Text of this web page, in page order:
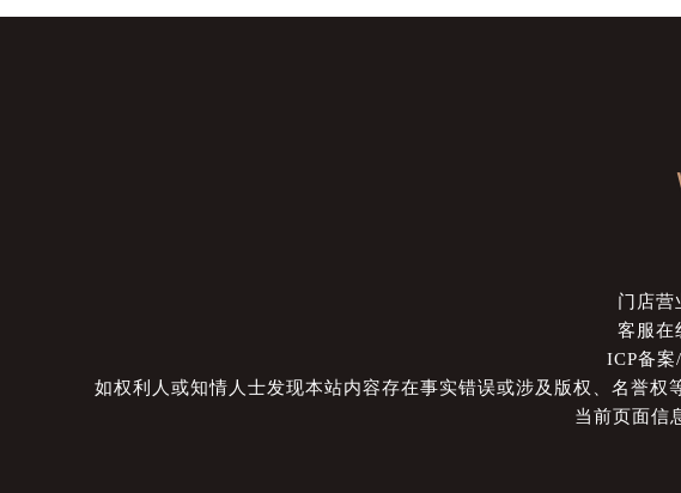
门店营
客服在
ICP备
如权利人或知情人士发现本站内容存在事实错误或涉及版权、名誉
当前页面信